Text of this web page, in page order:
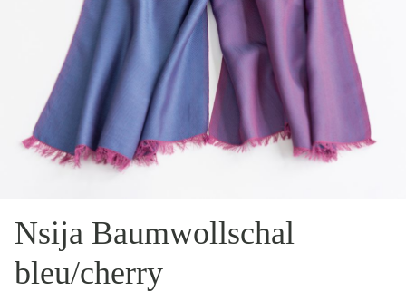
Nsija Baumwollschal
bleu/cherry